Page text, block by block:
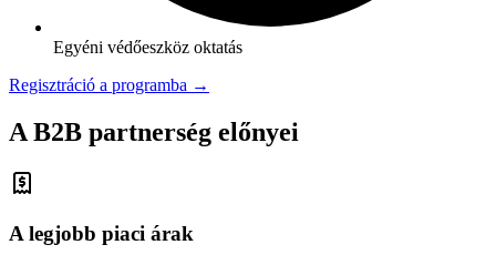
Egyéni védőeszköz oktatás
Regisztráció a programba →
A B2B partnerség előnyei
A legjobb piaci árak